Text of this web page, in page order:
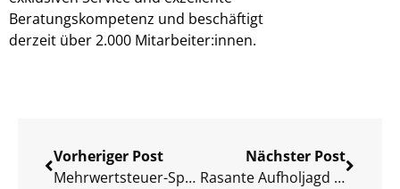
Beratungskompetenz und beschäftigt
derzeit über 2.000 Mitarbeiter:innen.
Vorheriger Post
Mehrwertsteuer-Spendenaktion – eine Zwischenbilanz
Nächster Post
Rasante Aufholjagd durch strategische Entscheidungen nach dem Lockdown